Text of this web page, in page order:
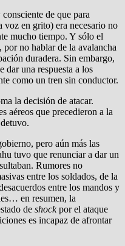
de que para
voz en grito) era necesario no
mucho tiempo. Y sólo el
por no hablar de la avalancha
duradera. Sin embargo,
dar una respuesta a los
como un tren sin conductor.
la decisión de atacar.
aéreos que precedieron a la
pero aún más las
tuvo que renunciar a dar un
Rumores no
entre los soldados, de la
entre los mandos y
en resumen, la
de shockpor el ataque
es incapaz de afrontar